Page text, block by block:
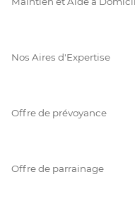
Nos Aires d'Expertise
Offre de prévoyance
Offre de parrainage